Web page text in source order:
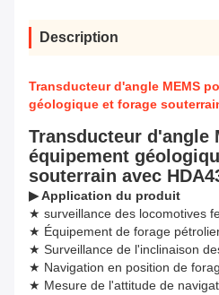
Description
Transducteur d'angle MEMS
géologique et forage
Transducteur d'angle
équipement
souterrain avec
▶ Application du produit
★ surveillance des locomotives
★ Équipement de forage
★ Surveillance de l'inclinaison
★ Navigation en position de
★ Mesure de l'attitude de